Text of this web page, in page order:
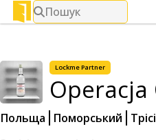
Пошук
LockmePartner
Operacja
Польща Поморський